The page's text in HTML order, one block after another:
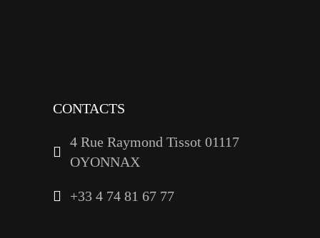
CONTACTS
4 Rue Raymond Tissot 01117
OYONNAX
+33 4 74 81 67 77